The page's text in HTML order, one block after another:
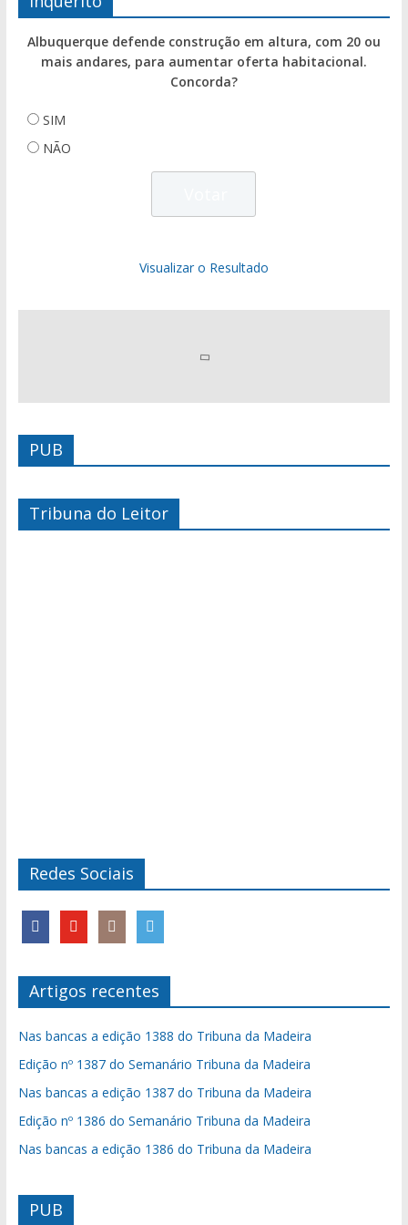
Albuquerque defende construção em altura, com 20 ou
mais andares, para aumentar oferta habitacional.
Concorda?
SIM
NÃO
Visualizar o Resultado
PUB
Tribuna do Leitor
Redes Sociais
Artigos recentes
Nas bancas a edição 1388 do Tribuna da Madeira
Edição nº 1387 do Semanário Tribuna da Madeira
Nas bancas a edição 1387 do Tribuna da Madeira
Edição nº 1386 do Semanário Tribuna da Madeira
Nas bancas a edição 1386 do Tribuna da Madeira
PUB